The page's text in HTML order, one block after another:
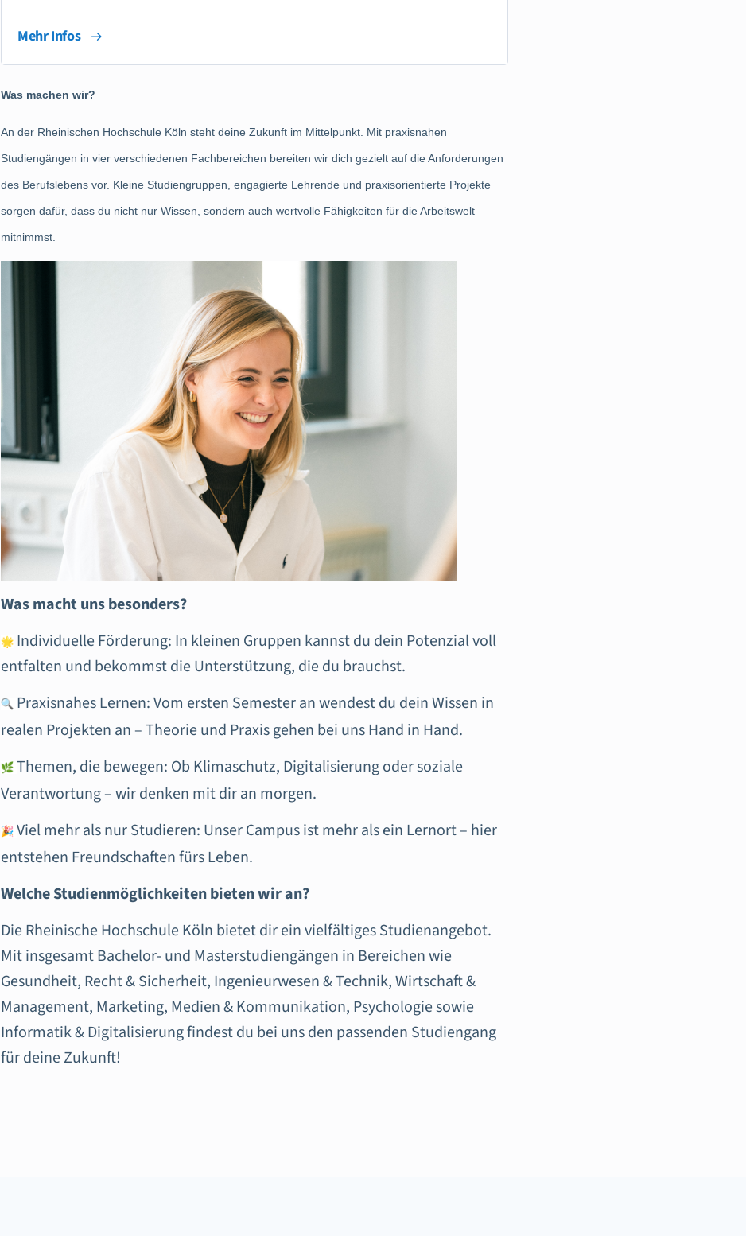
Mehr Infos
Was machen wir?
An der Rheinischen Hochschule Köln steht deine Zukunft im Mittelpunkt. Mit praxisnahen
Studiengängen in vier verschiedenen Fachbereichen bereiten wir dich gezielt auf die Anforderungen
des Berufslebens vor. Kleine Studiengruppen, engagierte Lehrende und praxisorientierte Projekte
sorgen dafür, dass du nicht nur Wissen, sondern auch wertvolle Fähigkeiten für die Arbeitswelt
mitnimmst.
Was macht uns besonders?
Individuelle Förderung: In kleinen Gruppen kannst du dein Potenzial voll
entfalten und bekommst die Unterstützung, die du brauchst.
Praxisnahes Lernen: Vom ersten Semester an wendest du dein Wissen in
realen Projekten an – Theorie und Praxis gehen bei uns Hand in Hand.
Themen, die bewegen: Ob Klimaschutz, Digitalisierung oder soziale
Verantwortung – wir denken mit dir an morgen.
Viel mehr als nur Studieren: Unser Campus ist mehr als ein Lernort – hier
entstehen Freundschaften fürs Leben.
Welche Studienmöglichkeiten bieten wir an?
Die Rheinische Hochschule Köln bietet dir ein vielfältiges Studienangebot.
Mit insgesamt Bachelor- und Masterstudiengängen in Bereichen wie
Gesundheit, Recht & Sicherheit, Ingenieurwesen & Technik, Wirtschaft &
Management, Marketing, Medien & Kommunikation, Psychologie sowie
Informatik & Digitalisierung findest du bei uns den passenden Studiengang
für deine Zukunft!